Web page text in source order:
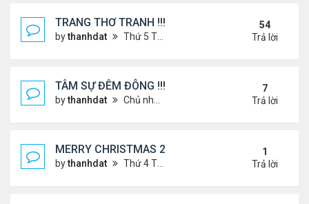
TRANG THƠ TRANH !!!
bythanhdat Thứ 5 Tháng 6 27, 2024 3:38 pm
54
Trả lời
TÂM SỰ ĐÊM ĐÔNG !!!
bythanhdat Chủ nhật Tháng 12 15, 2024 9:37 am
7
Trả lời
MERRY CHRISTMAS 2025 & HAPPY NEW YEAR
bythanhdat Thứ 4 Tháng 12 24, 2025 1:30 pm
1
Trả lời